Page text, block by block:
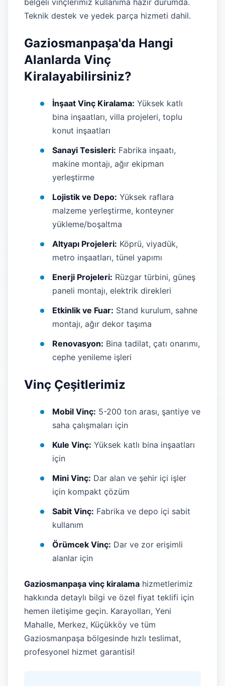
belgeli vinçlerimiz kullanıma hazır durumda.
Teknik destek ve yedek parça hizmeti dahil.
Gaziosmanpaşa'da Hangi
Alanlarda Vinç
Kiralayabilirsiniz?
İnşaat Vinç Kiralama: Yüksek katlı
bina inşaatları, villa projeleri, toplu
konut inşaatları
Sanayi Tesisleri: Fabrika inşaatı,
makine montajı, ağır ekipman
yerleştirme
Lojistik ve Depo: Yüksek raflara
malzeme yerleştirme, konteyner
yükleme/boşaltma
Altyapı Projeleri: Köprü, viyadük,
metro inşaatları, tünel yapımı
Enerji Projeleri: Rüzgar türbini, güneş
paneli montajı, elektrik direkleri
Etkinlik ve Fuar: Stand kurulum, sahne
montajı, ağır dekor taşıma
Renovasyon: Bina tadilat, çatı onarımı,
cephe yenileme işleri
Vinç Çeşitlerimiz
Mobil Vinç: 5-200 ton arası, şantiye ve
saha çalışmaları için
Kule Vinç: Yüksek katlı bina inşaatları
için
Mini Vinç: Dar alan ve şehir içi işler
için kompakt çözüm
Sabit Vinç: Fabrika ve depo içi sabit
kullanım
Örümcek Vinç: Dar ve zor erişimli
alanlar için
Gaziosmanpaşa vinç kiralama hizmetlerimiz
hakkında detaylı bilgi ve özel fiyat teklifi için
hemen iletişime geçin. Karayolları, Yeni
Mahalle, Merkez, Küçükköy ve tüm
Gaziosmanpaşa bölgesinde hızlı teslimat,
profesyonel hizmet garantisi!